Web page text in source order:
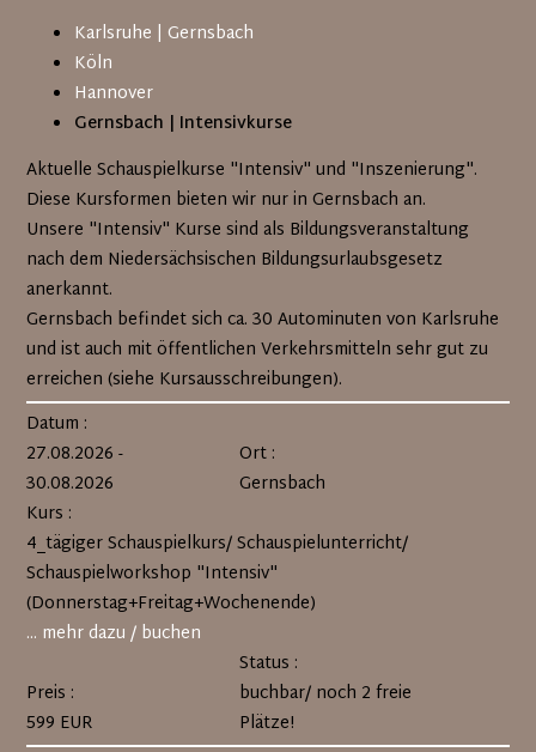
Navigation
überspringen
Karlsruhe | Gernsbach
Köln
Hannover
Gernsbach | Intensivkurse
Aktuelle Schauspielkurse "Intensiv" und "Inszenierung".
Diese Kursformen bieten wir nur in Gernsbach an.
Unsere "Intensiv" Kurse sind als Bildungsveranstaltung
nach dem Niedersächsischen Bildungsurlaubsgesetz
anerkannt.
Gernsbach befindet sich ca. 30 Autominuten von Karlsruhe
und ist auch mit öffentlichen Verkehrsmitteln sehr gut zu
erreichen (siehe Kursausschreibungen).
Datum :
27.08.2026 -
30.08.2026
Ort :
Gernsbach
Kurs :
4_tägiger Schauspielkurs/ Schauspielunterricht/
Schauspielworkshop "Intensiv"
(Donnerstag+Freitag+Wochenende)
... mehr dazu / buchen
Preis :
599 EUR
Status :
buchbar/ noch 2 freie
Plätze!